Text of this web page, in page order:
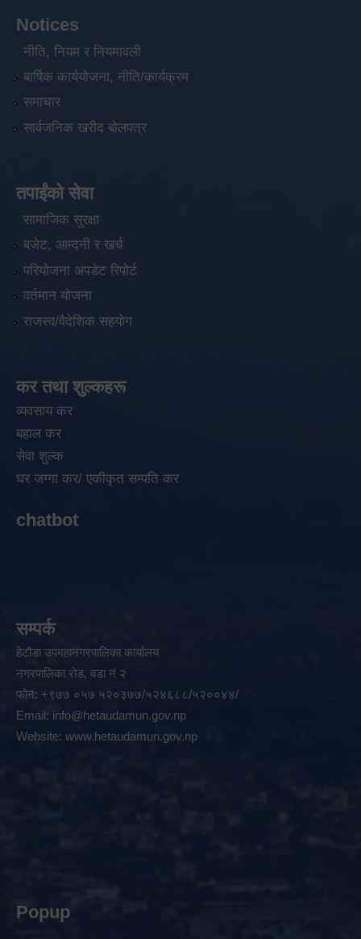
Notices
नीति, नियम र नियमावली
बार्षिक कार्ययोजना, नीति/कार्यक्रम
समाचार
सार्वजनिक खरीद बोलपत्र
तपाईंको सेवा
सामाजिक सुरक्षा
बजेट, आम्दनी र खर्च
परियोजना अपडेट रिपोर्ट
वर्तमान योजना
राजस्व/वैदेशिक सहयोग
कर तथा शुल्कहरू
व्यवसाय कर
बहाल कर
सेवा शुल्क
घर जग्गा कर/ एकीकृत सम्पति कर
chatbot
सम्पर्क
हेटौडा उपमहानगरपालिका कार्यालय
नगरपालिका रोड, वडा नं २
फोन: +९७७ ०५७ ५२०३७७/५२४६८८/५२००४४/
Email: info@hetaudamun.gov.np
Website: www.hetaudamun.gov.np
Popup